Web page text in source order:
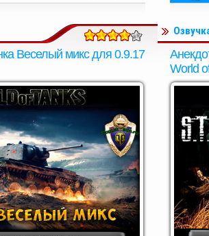
Веселый микс для 0.9.17
World